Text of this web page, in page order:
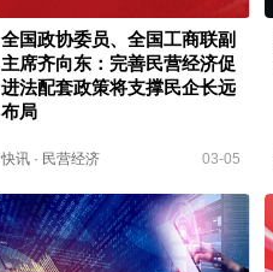
全国政协委员、全国工商联副
主席齐向东：完善民营经济促
进法配套政策将支撑民企长远
布局
快讯 · 民营经济 03-05